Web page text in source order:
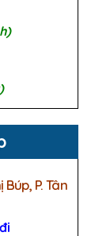
Búp, P. Tân